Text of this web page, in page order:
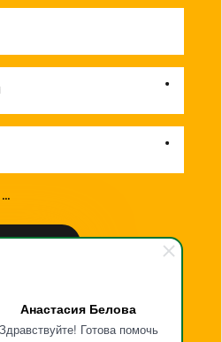
Анастасия Белова
Здравствуйте! Готова помочь
моих персональных данных в
обработку персональных данных
.